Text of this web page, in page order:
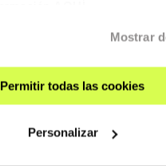
Mostrar
Permitir todas las cookies
Personalizar